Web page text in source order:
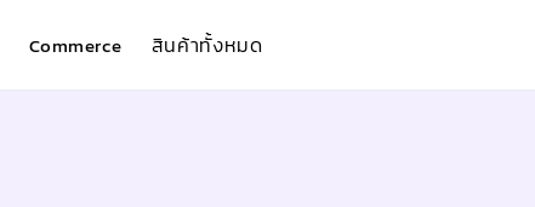
Commerce สินค้าทั้งหมด